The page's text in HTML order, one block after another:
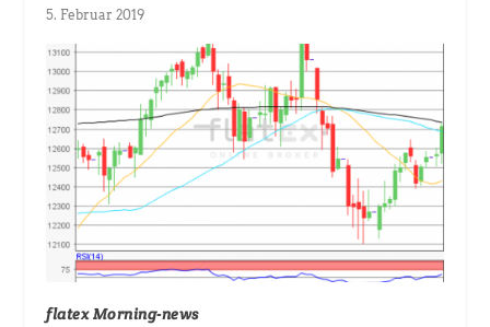
5. Februar 2019
flatex Morning-news